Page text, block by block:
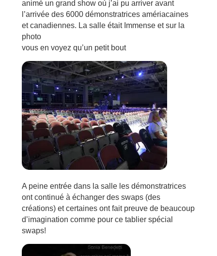
animé un grand show où j’ai pu arriver avant
l’arrivée des 6000 démonstratrices amériacaines
et canadiennes. La salle était Immense et sur la
photo
vous en voyez qu’un petit bout
A peine entrée dans la salle les démonstratrices
ont continué à échanger des swaps (des
créations) et certaines ont fait preuve de beaucoup
d’imagination comme pour ce tablier spécial
swaps!